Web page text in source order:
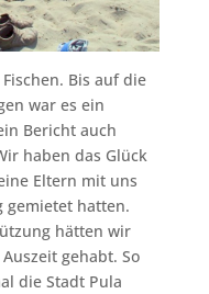
Bis auf die
war es ein
Bericht auch
haben das Glück
Eltern mit uns
gemietet hatten.
hätten wir
gehabt. So
die Stadt Pula